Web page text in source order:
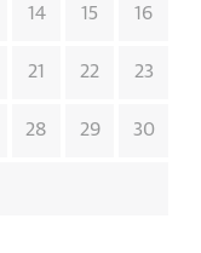
14 15 16
21 22 23
28 29 30